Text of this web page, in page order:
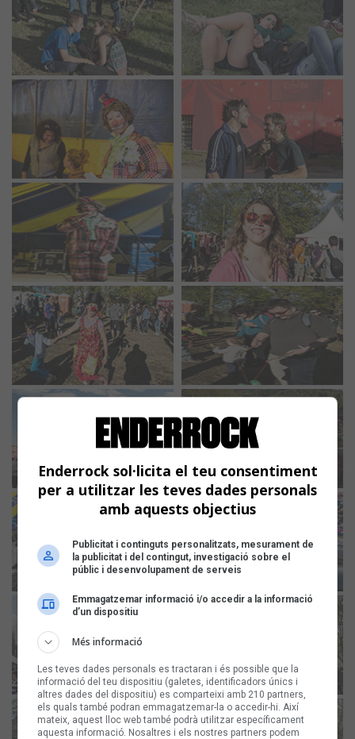
Enderrock sol·licita el teu consentiment
per a utilitzar les teves dades personals
amb aquests objectius
Publicitat i continguts personalitzats, mesurament de
la publicitat i del contingut, investigació sobre el
públic i desenvolupament de serveis
Emmagatzemar informació i/o accedir a la informació
d’un dispositiu
Més informació
Les teves dades personals es tractaran i és possible que la
informació del teu dispositiu (galetes, identificadors únics i
altres dades del dispositiu) es comparteixi amb 210 partners,
els quals també podran emmagatzemar-la o accedir-hi. Així
mateix, aquest lloc web també podrà utilitzar específicament
aquesta informació. Nosaltres i els nostres partners podem